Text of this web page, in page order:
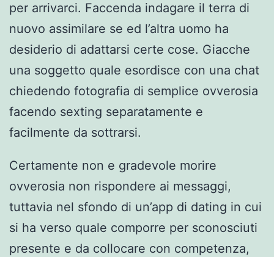
per arrivarci. Faccenda indagare il terra di
nuovo assimilare se ed l’altra uomo ha
desiderio di adattarsi certe cose. Giacche
una soggetto quale esordisce con una chat
chiedendo fotografia di semplice ovverosia
facendo sexting separatamente e
facilmente da sottrarsi.
Certamente non e gradevole morire
ovverosia non rispondere ai messaggi,
tuttavia nel sfondo di un’app di dating in cui
si ha verso quale comporre per sconosciuti
presente e da collocare con competenza,